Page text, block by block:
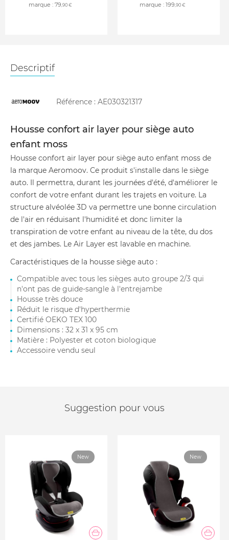
marque : 79,90 €
marque : 199,90 €
Descriptif
Référence : AE030321317
Housse confort air layer pour siège auto
enfant moss
Housse confort air layer pour siège auto enfant moss de
la marque Aeromoov. Ce produit s'installe dans le siège
auto. Il permettra, durant les journées d'été, d'améliorer le
confort de votre enfant durant les trajets en voiture. La
structure alvéolée 3D va permettre une bonne circulation
de l'air en réduisant l'humidité et donc limiter la
transpiration de votre enfant au niveau de la tête, du dos
et des jambes. Le Air Layer est lavable en machine.
Caractéristiques de la housse siège auto :
Compatible avec tous les sièges auto groupe 2/3 qui
n'ont pas de guide-sangle à l'entrejambe
Housse très douce
Réduit le risque d'hyperthermie
Certifié OEKO TEX 100
Dimensions : 32 x 31 x 95 cm
Matière : Polyester et coton biologique
Accessoire vendu seul
Suggestion pour vous
New New